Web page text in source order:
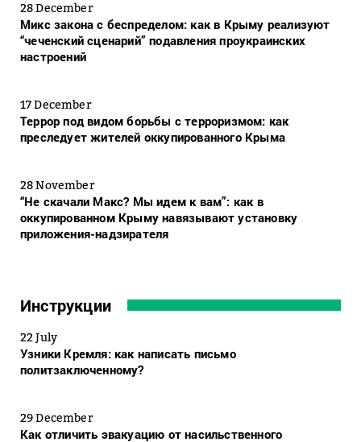
28 December
Микс закона с беспределом: как в Крыму реализуют
“чеченский сценарий” подавления проукраинских
настроений
17 December
Террор под видом борьбы с терроризмом: как
преследует жителей оккупированного Крыма
28 November
“Не скачали Макс? Мы идем к вам”: как в
оккупированном Крыму навязывают установку
приложения-надзирателя
Инструкции
22 July
Узники Кремля: как написать письмо
политзаключенному?
29 December
Как отличить эвакуацию от насильственного